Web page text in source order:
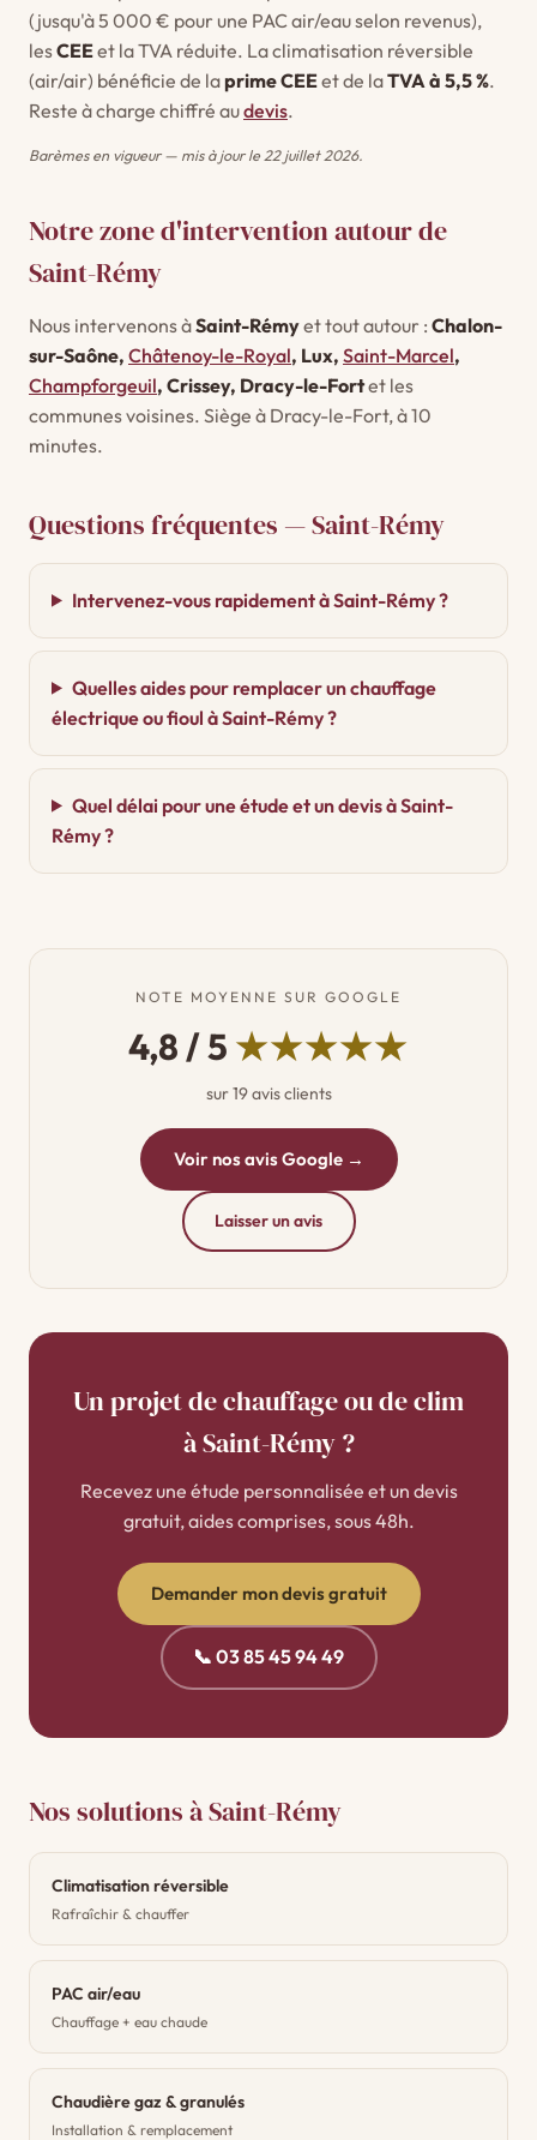
(jusqu'à 5 000 € pour une PAC air/eau selon revenus),
lesCEEet la TVA réduite. La climatisation réversible
(air/air) bénéficie de laprime CEEet de laTVA à 5,5 %.
Reste à charge chiffré audevis.
Barèmes en vigueur — mis à jour le 22 juillet 2026.
Notre zone d'intervention autour de
Saint-Rémy
Nous intervenons àSaint-Rémyet tout autour : Chalon-
sur-Saône, Châtenoy-le-Royal, Lux, Saint-Marcel,
Champforgeuil, Crissey, Dracy-le-Fortet les
communes voisines. Siège à Dracy-le-Fort, à 10
minutes.
Questions fréquentes — Saint-Rémy
Intervenez-vous rapidement à Saint-Rémy ?
Quelles aides pour remplacer un chauffage
électrique ou fioul à Saint-Rémy ?
Quel délai pour une étude et un devis à Saint-
Rémy ?
NOTE MOYENNE SUR GOOGLE
4,8 / 5 ★★★★★
sur 19 avis clients
Voir nos avis Google →
Laisser un avis
Un projet de chauffage ou de clim
à Saint-Rémy ?
Recevez une étude personnalisée et un devis
gratuit, aides comprises, sous 48h.
Demander mon devis gratuit
📞 03 85 45 94 49
Nos solutions à Saint-Rémy
Climatisation réversible
Rafraîchir & chauffer
PAC air/eau
Chauffage + eau chaude
Chaudière gaz & granulés
Installation & remplacement